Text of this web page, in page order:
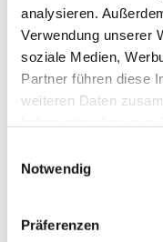
analysieren.
Verwendung unserer
soziale Medien,
Partner führen diese
weiteren Daten
Notwendig
Präferenzen
Dies